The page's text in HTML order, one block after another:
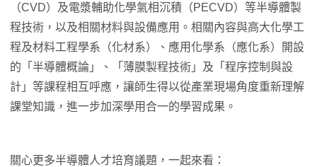
（CVD）及電漿輔助化學氣相沉積（PECVD）等半導體製
程技術，以及相關材料與設備應用。相關內容與高大化學工
程及材料工程學系（化材系）、應用化學系（應化系）開設
的「半導體概論」、「薄膜製程技術」及「程序控制與設
計」等課程相互呼應，讓師生得以從產業現場角度重新理解
課堂知識，進一步加深學用合一的學習成果。
關心更多半導體人才培育議題，一起來看：